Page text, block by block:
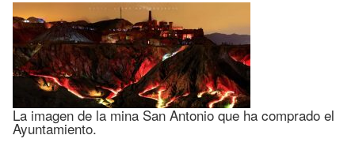
La imagen de la mina San Antonio que ha comprado el
Ayuntamiento.